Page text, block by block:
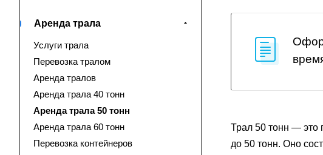
Трал 50 тонн — это
до 50 тонн. Оно
Аренда трала
Услуги трала
Перевозка тралом
Аренда тралов
Аренда трала 40 тонн
Аренда трала 50 тонн
Аренда трала 60 тонн
Перевозка контейнеров